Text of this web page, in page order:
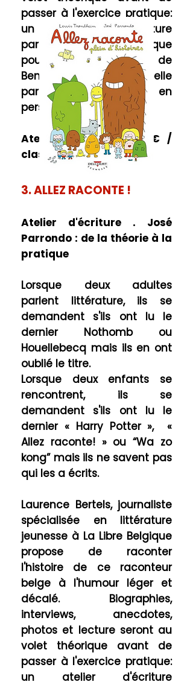
passer à l'exercice pratique:
un atelier d'écriture
particulièrement ludique
pour rédiger à la façon de
Benoît Jacques. Une belle
partie de rire-écrire en
perspective.
Atelier de 2h30 – 250€ /
classe
3. ALLEZ RACONTE !
Atelier d'écriture . José
Parrondo : de la théorie à la
pratique
Lorsque deux adultes
parlent littérature, ils se
demandent s'ils ont lu le
dernier Nothomb ou
Houellebecq mais ils en ont
oublié le titre.
Lorsque deux enfants se
rencontrent, ils se
demandent s'ils ont lu le
dernier « Harry Potter », «
Allez raconte! » ou “Wa zo
kong” mais ils ne savent pas
qui les a écrits.
Laurence Bertels, journaliste
spécialisée en littérature
jeunesse à La Libre Belgique
propose de raconter
l'histoire de ce raconteur
belge à l'humour léger et
décalé. Biographies,
interviews, anecdotes,
photos et lecture seront au
volet théorique avant de
passer à l'exercice pratique:
un atelier d'écriture